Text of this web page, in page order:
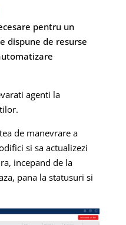
pentru un
dispune de resurse
agenti la
de manevrare a
si sa actualizezi
incepand de la
pana la statusuri si